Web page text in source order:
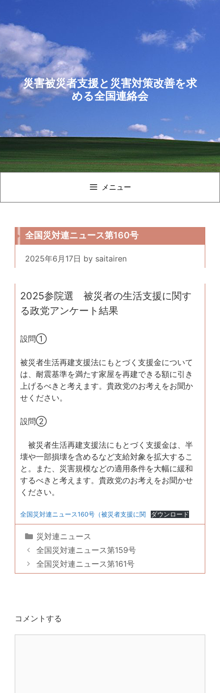
テ
ツ
へ
ス
キ
ッ
災害被災者支援と災害対策改善を求
める全国連絡会
メニュー
全国災対連ニュース第160号
2025年6月17日 by saitairen
2025参院選 被災者の生活支援に関す
る政党アンケート結果
設問①
被災者生活再建支援法にもとづく支援金について
は、耐震基準を満たす家屋を再建できる額に引き
上げるべきと考えます。貴政党のお考えをお聞か
せください。
設問②
被災者生活再建支援法にもとづく支援金は、半
壊や一部損壊を含めるなど支給対象を拡大するこ
と。また、災害規模などの適用条件を大幅に緩和
するべきと考えます。貴政党のお考えをお聞かせ
ください。
全国災対連ニュース160号（被災者支援に関 ダウンロード
カ
テ
ゴ
リ
災対連ニュース
全国災対連ニュース第159号
全国災対連ニュース第161号
コメントする